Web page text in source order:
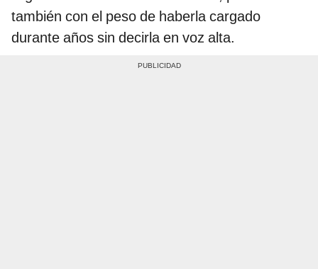
también con el peso de haberla cargado
durante años sin decirla en voz alta.